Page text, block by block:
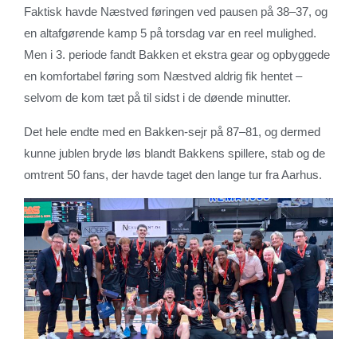
Faktisk havde Næstved føringen ved pausen på 38–37, og
en altafgørende kamp 5 på torsdag var en reel mulighed.
Men i 3. periode fandt Bakken et ekstra gear og opbyggede
en komfortabel føring som Næstved aldrig fik hentet –
selvom de kom tæt på til sidst i de døende minutter.
Det hele endte med en Bakken-sejr på 87–81, og dermed
kunne jublen bryde løs blandt Bakkens spillere, stab og de
omtrent 50 fans, der havde taget den lange tur fra Aarhus.